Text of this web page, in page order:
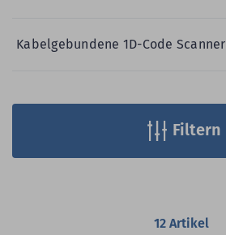
Kabelgebundene 1D-Code Scanner
12 Artikel
Filtern